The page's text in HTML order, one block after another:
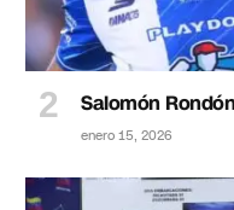
Salomón
enero 15, 2026